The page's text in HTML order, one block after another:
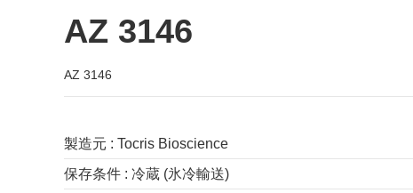
AZ 3146
AZ 3146
製造元 : Tocris Bioscience
保存条件 : 冷蔵 (氷冷輸送)